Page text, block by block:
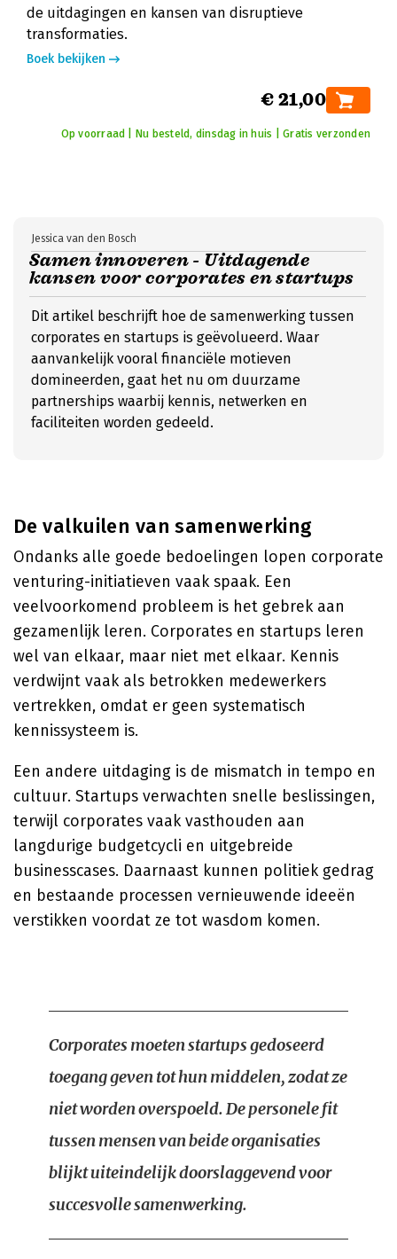
de uitdagingen en kansen van disruptieve
transformaties.
Boek bekijken
€ 21,00
Op voorraad | Nu besteld, dinsdag in huis | Gratis verzonden
Samen innoveren - Uitdagende
kansen voor corporates en startups
Jessica van den Bosch
Dit artikel beschrijft hoe de samenwerking tussen
corporates en startups is geëvolueerd. Waar
aanvankelijk vooral financiële motieven
domineerden, gaat het nu om duurzame
partnerships waarbij kennis, netwerken en
faciliteiten worden gedeeld.
De valkuilen van samenwerking
Ondanks alle goede bedoelingen lopen corporate
venturing-initiatieven vaak spaak. Een
veelvoorkomend probleem is het gebrek aan
gezamenlijk leren. Corporates en startups leren
wel van elkaar, maar niet met elkaar. Kennis
verdwijnt vaak als betrokken medewerkers
vertrekken, omdat er geen systematisch
kennissysteem is.
Een andere uitdaging is de mismatch in tempo en
cultuur. Startups verwachten snelle beslissingen,
terwijl corporates vaak vasthouden aan
langdurige budgetcycli en uitgebreide
businesscases. Daarnaast kunnen politiek gedrag
en bestaande processen vernieuwende ideeën
verstikken voordat ze tot wasdom komen.
Corporates moeten startups gedoseerd
toegang geven tot hun middelen, zodat ze
niet worden overspoeld. De personele fit
tussen mensen van beide organisaties
blijkt uiteindelijk doorslaggevend voor
succesvolle samenwerking.